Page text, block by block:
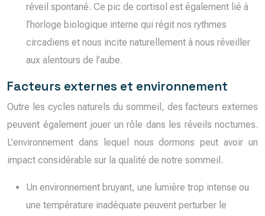
réveil spontané. Ce pic de cortisol est également lié à
l’horloge biologique interne qui régit nos rythmes
circadiens et nous incite naturellement à nous réveiller
aux alentours de l’aube.
Facteurs externes et environnement
Outre les cycles naturels du sommeil, des facteurs externes
peuvent également jouer un rôle dans les réveils nocturnes.
L’environnement dans lequel nous dormons peut avoir un
impact considérable sur la qualité de notre sommeil.
Un environnement bruyant, une lumière trop intense ou
une température inadéquate peuvent perturber le